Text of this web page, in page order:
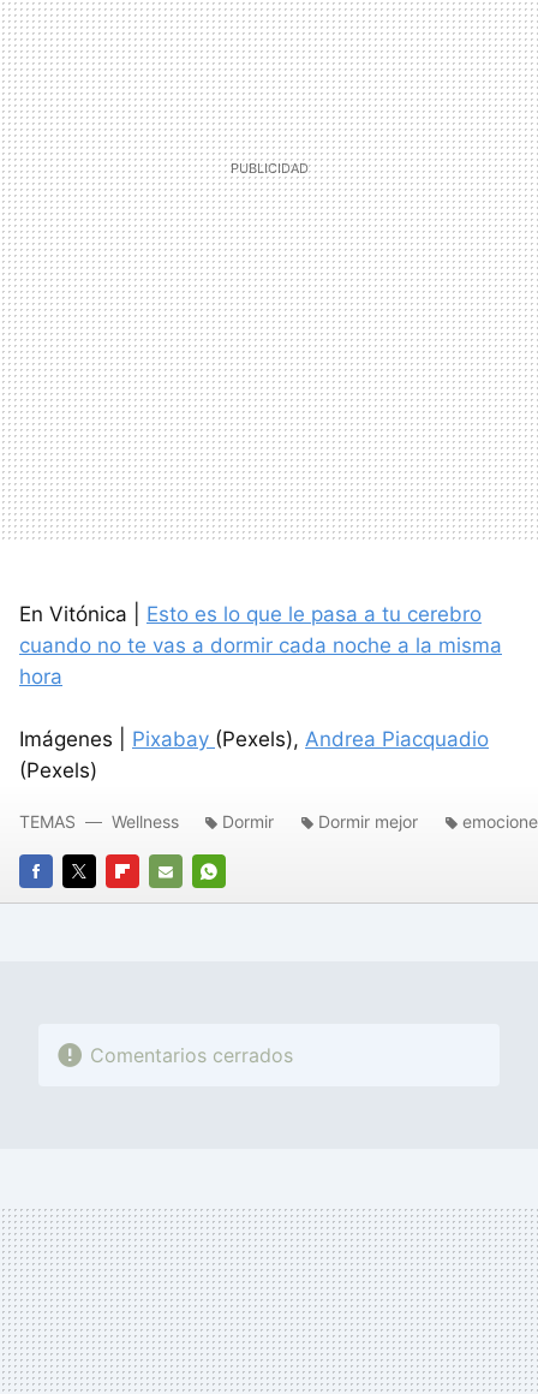
En Vitónica | Esto es lo que le pasa a tu cerebro
cuando no te vas a dormir cada noche a la misma
hora
Imágenes | Pixabay (Pexels), Andrea Piacquadio
(Pexels)
FACEBOOK
TWITTERFLIPBOARD
E-
WHATSAPP
TEMAS Wellness Dormir Dormir mejor
Comentarios cerrados